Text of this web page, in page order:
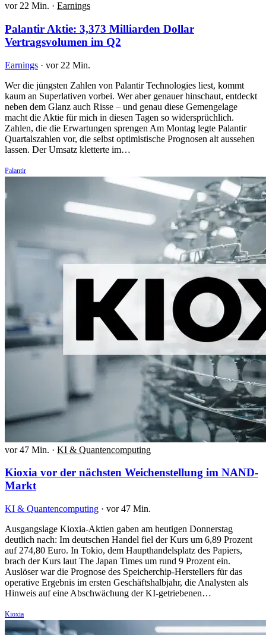
vor 22 Min. · Earnings
Palantir Aktie: 3,373 Milliarden Dollar
Vertragsvolumen im Q2
Earnings · vor 22 Min.
Wer die jüngsten Zahlen von Palantir Technologies liest, kommt
kaum an Superlativen vorbei. Wer aber genauer hinschaut, entdeckt
neben dem Glanz auch Risse – und genau diese Gemengelage
macht die Aktie für mich in diesen Tagen so widersprüchlich.
Zahlen, die die Erwartungen sprengen Am Montag legte Palantir
Quartalszahlen vor, die selbst optimistische Prognosen alt aussehen
lassen. Der Umsatz kletterte im…
Palantir
vor 47 Min. · KI & Quantencomputing
Kioxia vor der nächsten Weichenstellung im NAND-
Markt
KI & Quantencomputing · vor 47 Min.
Ausgangslage Kioxia-Aktien gaben am heutigen Donnerstag
deutlich nach: Im deutschen Handel fiel der Kurs um 6,89 Prozent
auf 274,80 Euro. In Tokio, dem Haupthandelsplatz des Papiers,
brach der Kurs laut The Japan Times um rund 9 Prozent ein.
Auslöser war die Prognose des Speicherchip-Herstellers für das
operative Ergebnis im ersten Geschäftshalbjahr, die Analysten als
Hinweis auf eine Abschwächung der KI-getriebenen…
Kioxia